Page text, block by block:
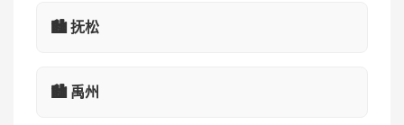
🏙️ 抚松
🏙️ 禹州